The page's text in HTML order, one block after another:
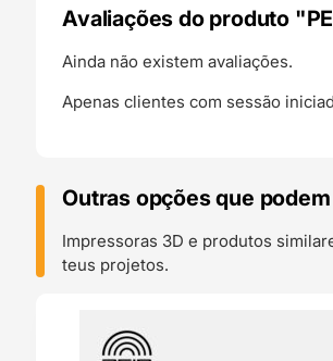
Avaliações do produto
Ainda não existem avaliações.
Apenas clientes com sessão
Outras opções que
Impressoras 3D e produtos
teus projetos.